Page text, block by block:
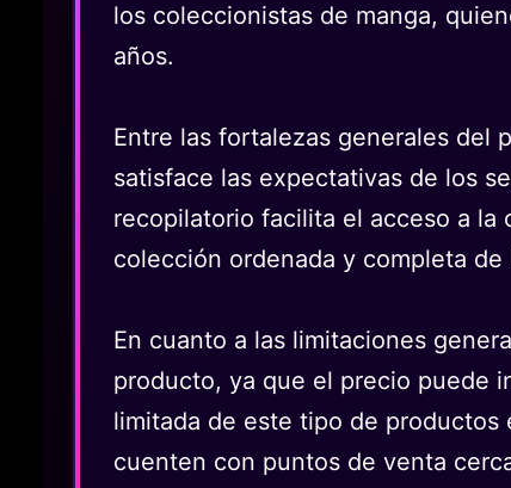
los coleccionistas de manga,
años.
Entre las fortalezas generales del
satisface las expectativas de los
recopilatorio facilita el acceso a
colección ordenada y completa de
En cuanto a las limitaciones
producto, ya que el precio puede
limitada de este tipo de productos
cuenten con puntos de venta